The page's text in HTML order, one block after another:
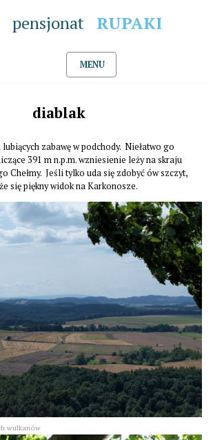
pensjonat RUPAKI
MENU
diablak
zabawę w podchody. Niełatwo go
391 m n.p.m. wzniesienie leży na skraju
Chełmy. Jeśli tylko uda się zdobyć ów szczyt,
się piękny widok na Karkonosze.
wulkanów